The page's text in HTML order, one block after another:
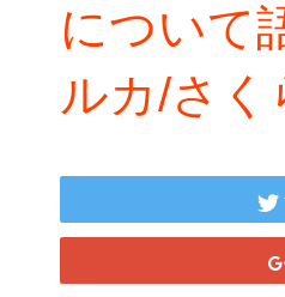
について
ルカ/さ